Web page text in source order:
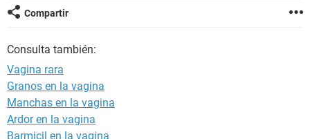
GLOSARIO
Compartir
Consulta también:
Vagina rara
Granos en la vagina
Manchas en la vagina
Ardor en la vagina
Barmicil en la vagina